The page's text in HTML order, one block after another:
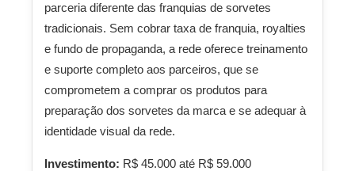
parceria diferente das franquias de sorvetes
tradicionais. Sem cobrar taxa de franquia, royalties
e fundo de propaganda, a rede oferece treinamento
e suporte completo aos parceiros, que se
comprometem a comprar os produtos para
preparação dos sorvetes da marca e se adequar à
identidade visual da rede.
Investimento: R$ 45.000 até R$ 59.000